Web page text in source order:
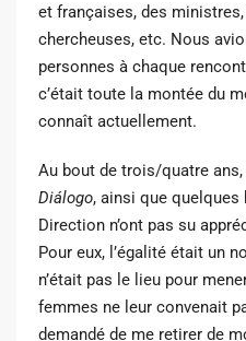
et françaises, des
chercheuses, etc. Nous
personnes à chaque
c’était toute la montée du
connaît actuellement.
Au bout de trois/quatre
Diálogo, ainsi que
Direction n’ont pas su
Pour eux, l’égalité était un
n’était pas le lieu pour
femmes ne leur convenait
demandé de me retirer de